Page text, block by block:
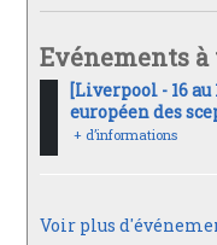
Evénements
[Liverpool - 16 au
européen des
+ d’informations
Voir plus